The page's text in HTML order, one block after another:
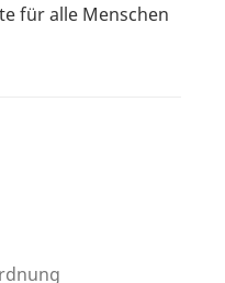
für alle Menschen